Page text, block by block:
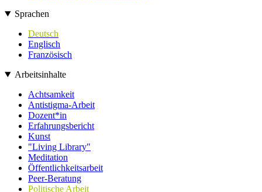
Sprachen
Deutsch
Englisch
Französisch
Arbeitsinhalte
Achtsamkeit
Antistigma-Arbeit
Dozent*in
Erfahrungsbericht
Kunst
"Living Library"
Meditation
Öffentlichkeitsarbeit
Peer-Beratung
Politische Arbeit